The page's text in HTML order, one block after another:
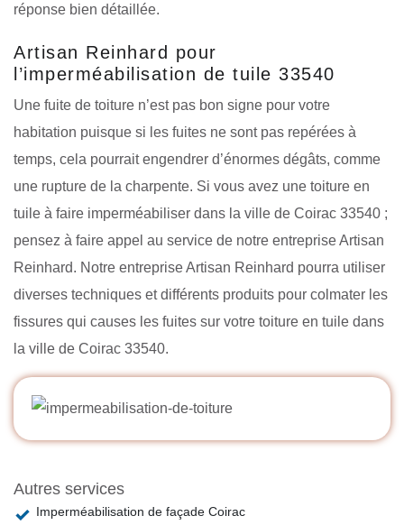
réponse bien détaillée.
Artisan Reinhard pour
l’imperméabilisation de tuile 33540
Une fuite de toiture n’est pas bon signe pour votre
habitation puisque si les fuites ne sont pas repérées à
temps, cela pourrait engendrer d’énormes dégâts, comme
une rupture de la charpente. Si vous avez une toiture en
tuile à faire imperméabiliser dans la ville de Coirac 33540 ;
pensez à faire appel au service de notre entreprise Artisan
Reinhard. Notre entreprise Artisan Reinhard pourra utiliser
diverses techniques et différents produits pour colmater les
fissures qui causes les fuites sur votre toiture en tuile dans
la ville de Coirac 33540.
Autres services
Imperméabilisation de façade Coirac